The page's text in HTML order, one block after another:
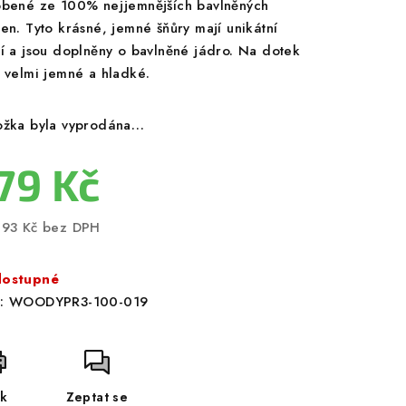
ze 100% nejjemnějších bavlněných
Tyto krásné, jemné šňůry mají unikátní
a jsou doplněny o bavlněné jádro. Na dotek
velmi jemné a hladké.
byla vyprodána…
Kč
Kč bez DPH
WOODYPR3-100-019
Zeptat se